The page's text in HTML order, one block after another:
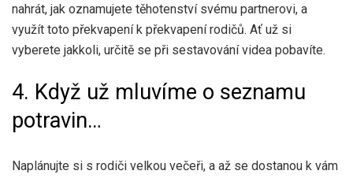
nahrát, jak oznamujete těhotenství svému partnerovi, a
využít toto překvapení k překvapení rodičů. Ať už si
vyberete jakkoli, určitě se při sestavování videa pobavíte.
4. Když už mluvíme o seznamu
potravin…
Naplánujte si s rodiči velkou večeři, a až se dostanou k vám